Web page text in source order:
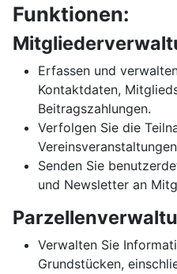
Funktionen:
Erfassen und
Kontaktdaten,
Beitragszahlungen.
Verfolgen Sie die
Senden Sie
und Newsletter an
Verwalten Sie
Grundstücken,